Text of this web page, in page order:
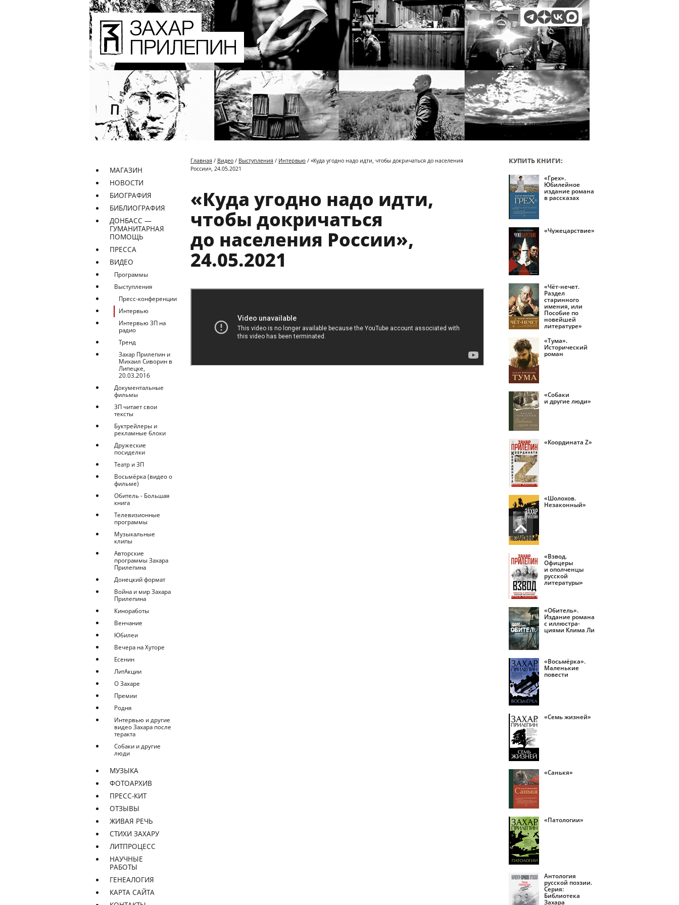
МАГАЗИН
НОВОСТИ
БИОГРАФИЯ
БИБЛИОГРАФИЯ
ДОНБАСС —
ГУМАНИТАРНАЯ
ПОМОЩЬ
ПРЕССА
ВИДЕО
Программы
Выступления
Пресс-конференции
Интервью
Интервью ЗП на
радио
Тренд
Захар Прилепин и
Михаил Сиворин в
Липецке,
20.03.2016
Документальные
фильмы
ЗП читает свои
тексты
Буктрейлеры и
рекламные блоки
Дружеские
посиделки
Театр и ЗП
Восьмёрка (видео о
фильме)
Обитель - Большая
книга
Телевизионные
программы
Музыкальные
клипы
Авторские
программы Захара
Прилепина
Донецкий формат
Война и мир Захара
Прилепина
Киноработы
Венчание
Юбилеи
Вечера на Хуторе
Есенин
ЛитАкции
О Захаре
Премии
Родня
Интервью и другие
видео Захара после
теракта
Собаки и другие
люди
МУЗЫКА
ФОТОАРХИВ
ПРЕСС-КИТ
ОТЗЫВЫ
ЖИВАЯ РЕЧЬ
СТИХИ ЗАХАРУ
ЛИТПРОЦЕСС
НАУЧНЫЕ
РАБОТЫ
ГЕНЕАЛОГИЯ
КАРТА САЙТА
Главная / Видео / Выступления / Интервью / «Куда угодно надо идти, чтобы докричаться до населения
России», 24.05.2021
«Куда угодно надо идти,
чтобы докричаться
до населения России»,
24.05.2021
КУПИТЬ КНИГИ:
«Грех».
Юбилейное
издание романа
в рассказах
«Чужецарствие»
«Чёт-нечет.
Раздел
старинного
имения, или
Пособие по
новейшей
литературе»
«Тума».
Исторический
роман
«Собаки
и другие люди»
«Координата Z»
«Шолохов.
Незаконный»
«Взвод.
Офицеры
и ополченцы
русской
литературы»
«Обитель».
Издание романа
с иллюстра­
циями Клима Ли
«Восьмёрка».
Маленькие
повести
«Семь жизней»
«Санькя»
«Патологии»
Антология
русской поэзии.
Серия:
Библиотека
Захара